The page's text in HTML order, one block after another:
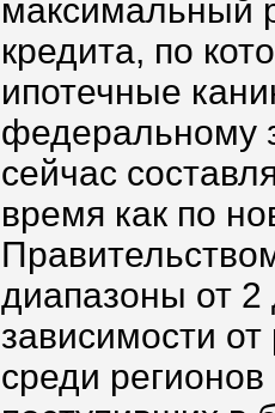
максимальный
кредита, по
ипотечные
федеральному
сейчас
время как по
диапазоны от
зависимости
среди